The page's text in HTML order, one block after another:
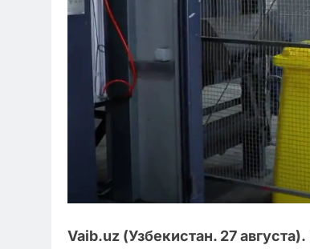
Vaib.uz (Узбекистан. 27 августа).